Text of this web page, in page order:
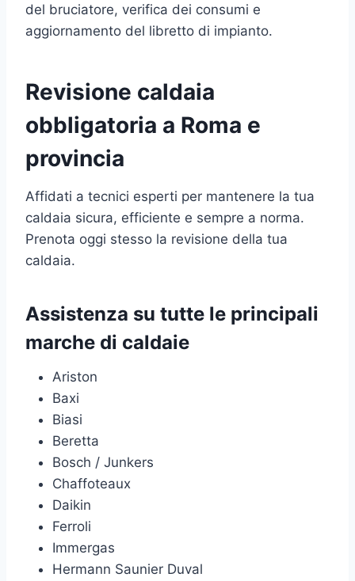
del bruciatore, verifica dei consumi e
aggiornamento del libretto di impianto.
Revisione caldaia
obbligatoria a Roma e
provincia
Affidati a tecnici esperti per mantenere la tua
caldaia sicura, efficiente e sempre a norma.
Prenota oggi stesso la revisione della tua
caldaia.
Assistenza su tutte le principali
marche di caldaie
Ariston
Baxi
Biasi
Beretta
Bosch / Junkers
Chaffoteaux
Daikin
Ferroli
Immergas
Hermann Saunier Duval